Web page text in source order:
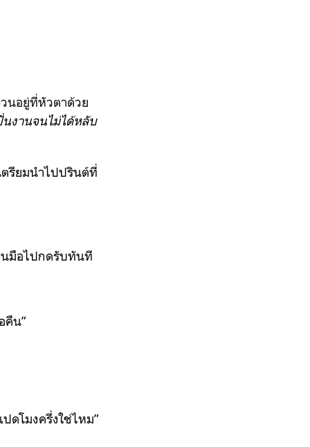
นอยู่ที่หัวตาด้วย
นงานจนไม่ได้หลับ
รียมนำไปปรินต์ที่
นมือไปกดรับทันที
คืน”
ดโมงครึ่งใช่ไหม”